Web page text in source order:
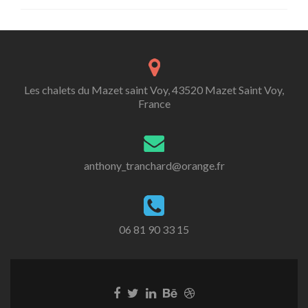
Les chalets du Mazet saint Voy, 43520 Mazet Saint Voy,
France
anthony_tranchard@orange.fr
06 81 90 33 15